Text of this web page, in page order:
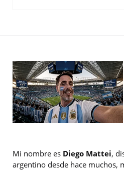
Mi nombre es Diego Mattei,
argentino desde hace muchos,